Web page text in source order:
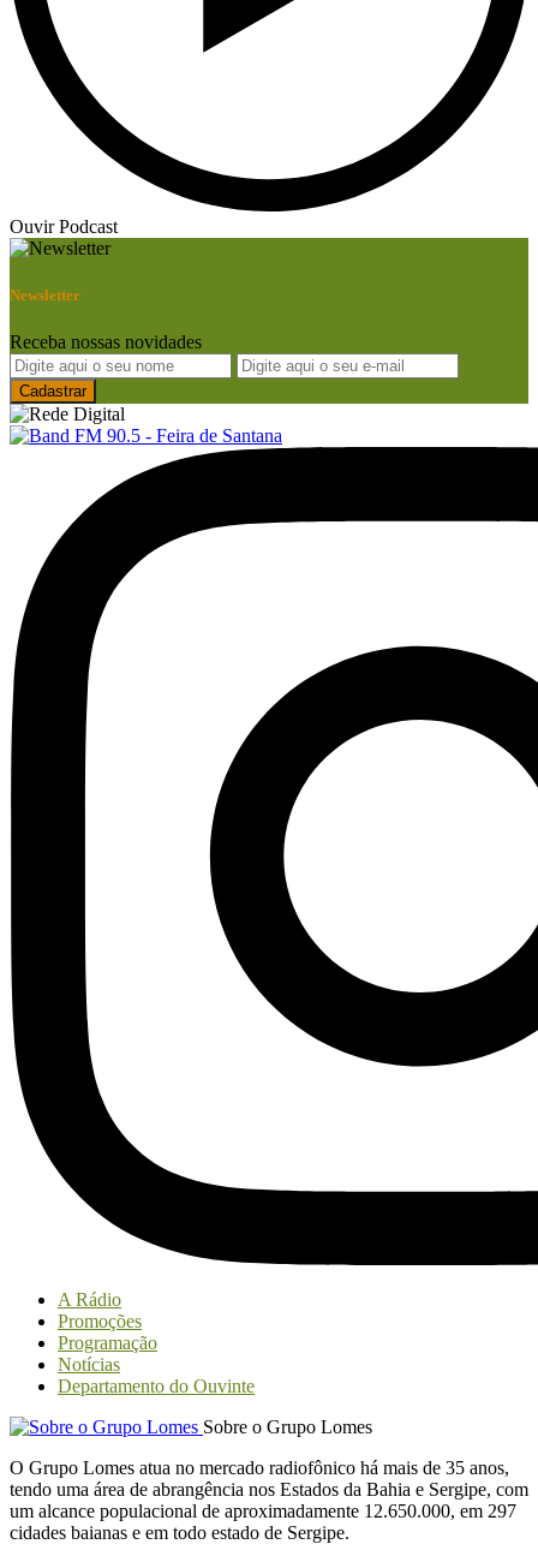
Ouvir Podcast
Newsletter
Receba nossas novidades
A Rádio
Promoções
Programação
Notícias
Departamento do Ouvinte
Sobre o Grupo Lomes
O Grupo Lomes atua no mercado radiofônico há mais de 35 anos,
tendo uma área de abrangência nos Estados da Bahia e Sergipe, com
um alcance populacional de aproximadamente 12.650.000, em 297
cidades baianas e em todo estado de Sergipe.